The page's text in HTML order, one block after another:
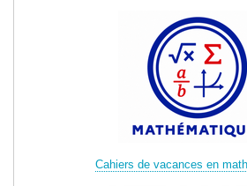
Cahiers de vacances en